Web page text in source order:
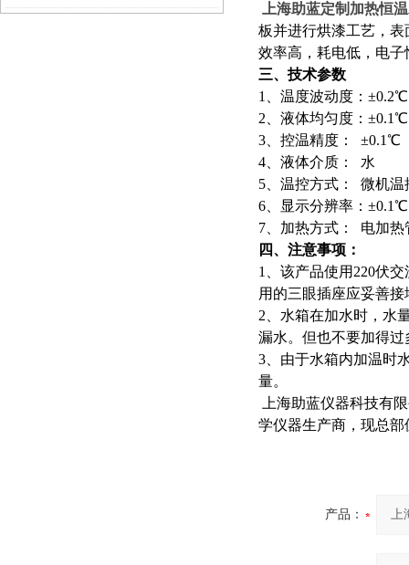
上海助蓝定制加热恒
板并进行烘漆工艺，
效率高，耗电低，电
三、技术参数
1、温度波动度：±0.2℃
2、液体均匀度：±0.1℃
3、控温精度： ±0.1℃
4、液体介质： 水
5、温控方式： 微机温
6、显示分辨率：±0.1℃
7、加热方式： 电加热
四、注意事项：
1、该产品使用220伏
用的三眼插座应妥善接
2、水箱在加水时，水
漏水。但也不要加得
3、由于水箱内加温时
量。
上海助蓝仪器科技有
学仪器生产商，现总
产品：